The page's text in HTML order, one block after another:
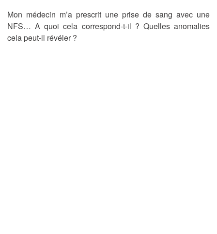
Mon médecin m’a prescrit une prise de sang avec une
NFS… A quoi cela correspond-t-il ? Quelles anomalies
cela peut-il révéler ?